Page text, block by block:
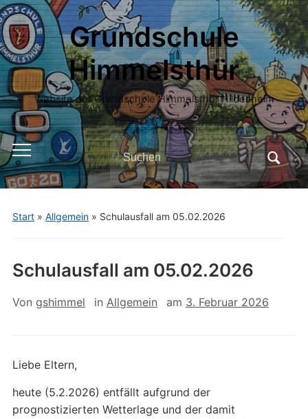
Grundschule
Himmelsthür
Website der Grundschule Himmelsthür Hildesheim
Toggle
mobile
menu
Search
for:
Start» Allgemein» Schulausfall am 05.02.2026
Schulausfall am 05.02.2026
Von gshimmel in Allgemein am 3. Februar 2026
Liebe Eltern,
heute (5.2.2026) entfällt aufgrund der
prognostizierten Wetterlage und der damit